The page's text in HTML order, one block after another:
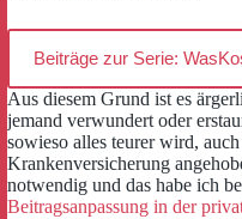
Beiträge zur Serie:
Aus diesem Grund ist es
jemand verwundert oder
sowieso alles teurer wird,
Krankenversicherung
notwendig und das habe ich
Beitragsanpassung in der